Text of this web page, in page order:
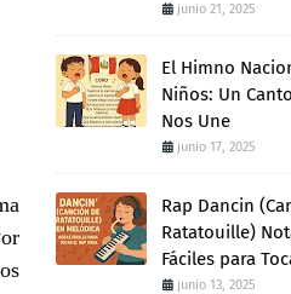
junio 21, 2025
El Himno
Niños: Un
Nos Une
junio 17, 2025
Rap Dancin
Ratatouille)
Fáciles para
junio 13, 2025